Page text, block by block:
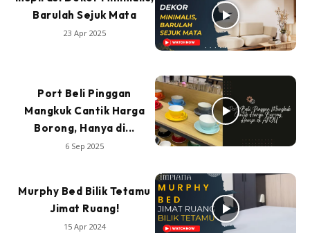
Barulah Sejuk Mata
23 Apr 2025
Port Beli Pinggan
Mangkuk Cantik Harga
Borong, Hanya di...
6 Sep 2025
Murphy Bed Bilik Tetamu
Jimat Ruang!
15 Apr 2024